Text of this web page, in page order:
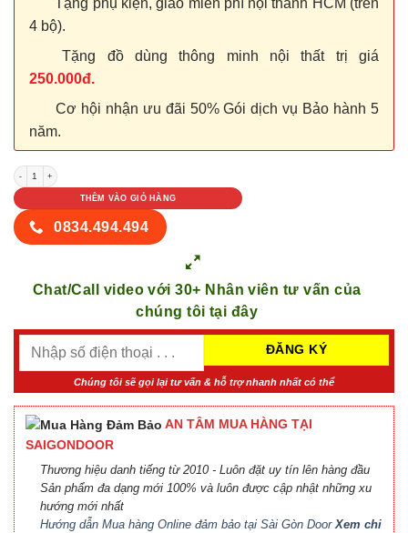
4 bộ).
Tặng đồ dùng thông minh nội thất trị giá
250.000đ.
Cơ hội nhận ưu đãi 50% Gói dịch vụ Bảo hành 5
năm.
CỬA NHỰA COMPOSITE B7-27 số lượng
THÊM VÀO GIỎ HÀNG
0834.494.494
Chat/Call video với 30+ Nhân viên tư vấn của
chúng tôi tại đây
Chúng tôi sẽ gọi lại tư vấn & hỗ trợ nhanh nhất có thể
AN TÂM MUA HÀNG TẠI
SAIGONDOOR
Thương hiệu danh tiếng từ 2010 - Luôn đặt uy tín lên hàng đầu
Sản phẩm đa dạng mới 100% và luôn được cập nhật những xu
hướng mới nhất
Hướng dẫn Mua hàng Online đảm bảo tại Sài Gòn DoorXem chi